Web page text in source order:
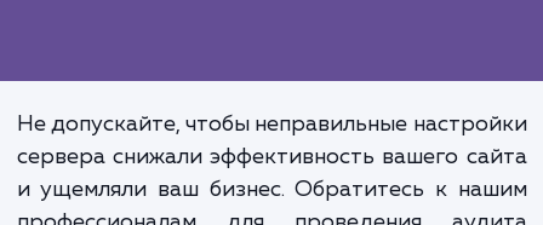
Настройка NGINX сервера
профессиональных